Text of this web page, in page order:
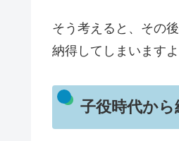
そう考えると、その
納得してしまいますよ
子役時代か